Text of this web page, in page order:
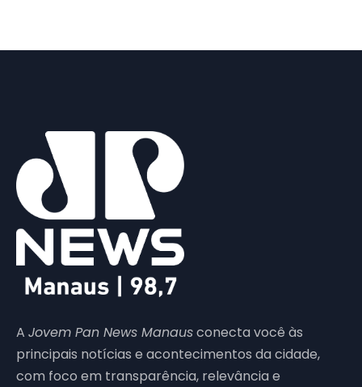
A Jovem Pan News Manausconecta você às
principais notícias e acontecimentos da cidade,
com foco em transparência, relevância e